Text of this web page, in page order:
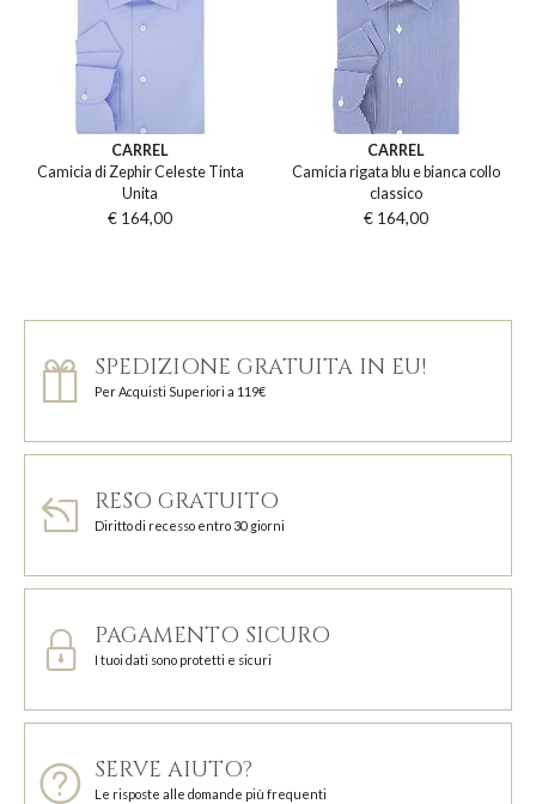
CARREL
Camicia di Zephir Celeste Tinta
Unita
€ 164,00
CARREL
Camicia rigata blu e bianca collo
classico
€ 164,00
SPEDIZIONE GRATUITA IN EU!
Per Acquisti Superiori a 119€
RESO GRATUITO
Diritto di recesso entro 30 giorni
PAGAMENTO SICURO
I tuoi dati sono protetti e sicuri
SERVE AIUTO?
Le risposte alle domande più frequenti